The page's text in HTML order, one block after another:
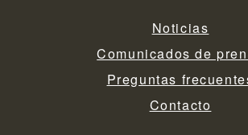
Noticias
Comunicados de
Preguntas
Contacto